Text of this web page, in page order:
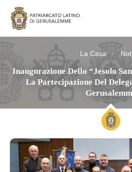
La Casa
Inaugurazione Dello “Jesolo
La Partecipazione Del